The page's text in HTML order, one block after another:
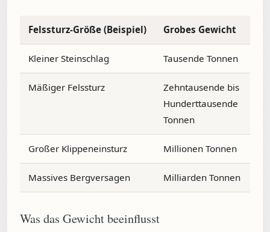
Felssturz-Größe (Beispiel) Grobes Gewicht
Kleiner Steinschlag Tausende Tonnen
Mäßiger Felssturz
Zehntausende bis
Hunderttausende
Tonnen
Großer Klippeneinsturz Millionen Tonnen
Massives Bergversagen Milliarden Tonnen
Was das Gewicht beeinflusst